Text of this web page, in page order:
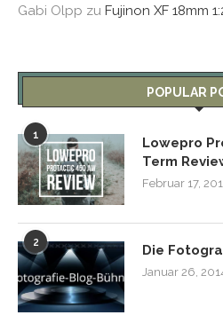
Gabi Olpp zu Fujinon XF 18mm
POPULAR
1
Lowepro
Term
Februar 17,
2 Die
Januar 26,